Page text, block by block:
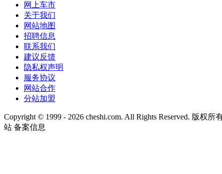
网上车市
关于我们
网站地图
招聘信息
联系我们
建议反馈
隐私权声明
服务协议
网站合作
分站加盟
Copyright © 1999 - 2026 cheshi.com. All Rights Reserved. 版权
站 备案信息